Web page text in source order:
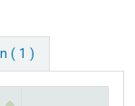
( 1 )